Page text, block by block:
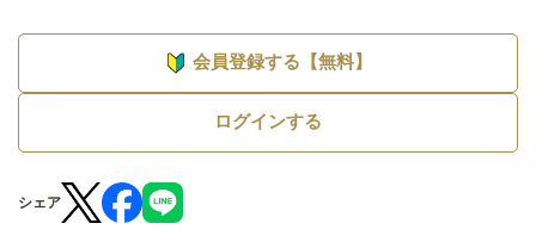
会員登録する【無料】
ログインする
シェア